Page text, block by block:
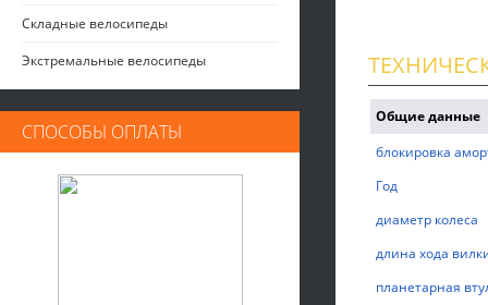
Складные велосипеды
Экстремальные велосипеды
СПОСОБЫ ОПЛАТЫ
Общие данные
блокировка
Год
диаметр колеса
длина хода
планетарная